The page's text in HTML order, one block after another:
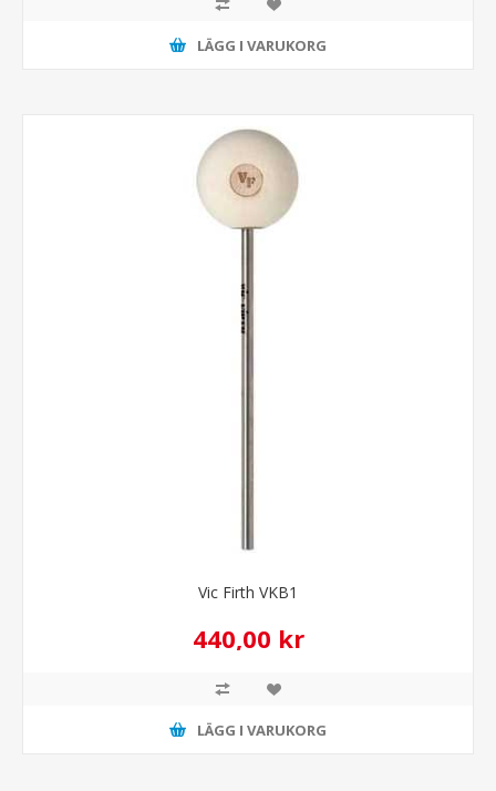
LÄGG I VARUKORG
Vic Firth VKB1
440,00 kr
LÄGG I VARUKORG